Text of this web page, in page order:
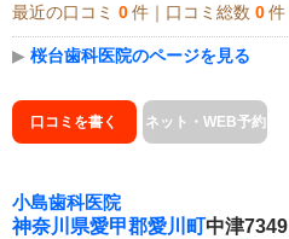
最近の口コミ 0 件｜口コミ総数 0 件
▶ 桜台歯科医院のページを見る
口コミを書く ネット・WEB予約
小島歯科医院
神奈川県愛甲郡愛川町中津7349